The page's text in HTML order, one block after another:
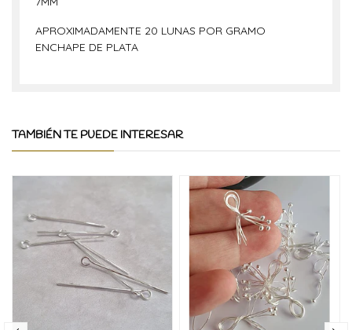
APROXIMADAMENTE 20 LUNAS POR GRAMO
ENCHAPE DE PLATA
TAMBIÉN TE PUEDE INTERESAR